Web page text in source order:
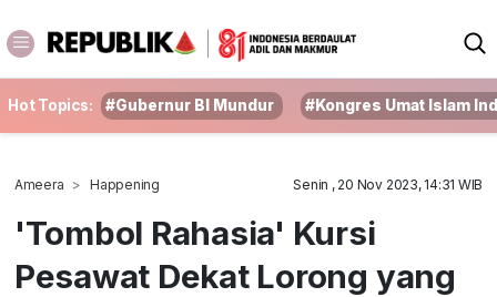
Hot Topics: #Gubernur BI Mundur #Kongres Umat Islam
Ameera Happening Senin , 20 Nov 2023, 14:31 WIB
'Tombol Rahasia' Kursi
Pesawat Dekat Lorong yang